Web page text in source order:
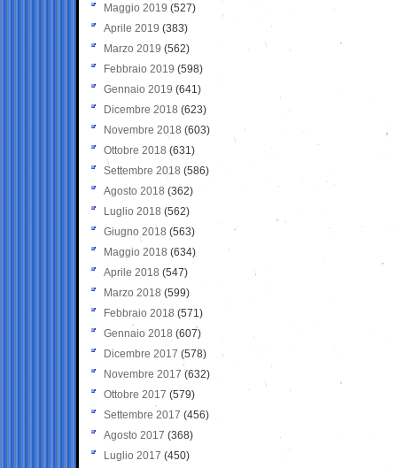
Maggio 2019 (527)
Aprile 2019 (383)
Marzo 2019 (562)
Febbraio 2019 (598)
Gennaio 2019 (641)
Dicembre 2018 (623)
Novembre 2018 (603)
Ottobre 2018 (631)
Settembre 2018 (586)
Agosto 2018 (362)
Luglio 2018 (562)
Giugno 2018 (563)
Maggio 2018 (634)
Aprile 2018 (547)
Marzo 2018 (599)
Febbraio 2018 (571)
Gennaio 2018 (607)
Dicembre 2017 (578)
Novembre 2017 (632)
Ottobre 2017 (579)
Settembre 2017 (456)
Agosto 2017 (368)
Luglio 2017 (450)